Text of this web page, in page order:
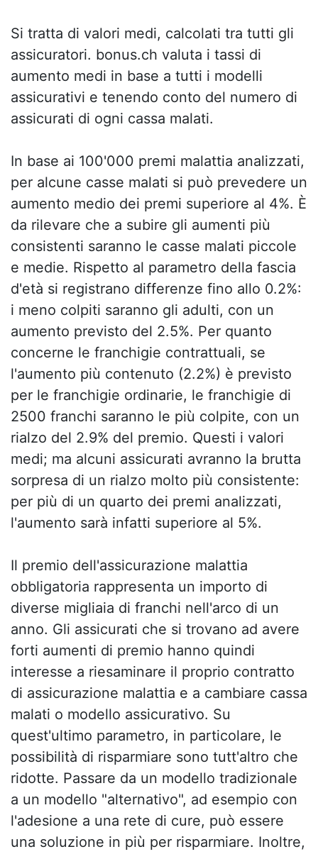
Si tratta di valori medi, calcolati tra tutti gli
assicuratori. bonus.ch valuta i tassi di
aumento medi in base a tutti i modelli
assicurativi e tenendo conto del numero di
assicurati di ogni cassa malati.
In base ai 100'000 premi malattia analizzati,
per alcune casse malati si può prevedere un
aumento medio dei premi superiore al 4%. È
da rilevare che a subire gli aumenti più
consistenti saranno le casse malati piccole
e medie. Rispetto al parametro della fascia
d'età si registrano differenze fino allo 0.2%:
i meno colpiti saranno gli adulti, con un
aumento previsto del 2.5%. Per quanto
concerne le franchigie contrattuali, se
l'aumento più contenuto (2.2%) è previsto
per le franchigie ordinarie, le franchigie di
2500 franchi saranno le più colpite, con un
rialzo del 2.9% del premio. Questi i valori
medi; ma alcuni assicurati avranno la brutta
sorpresa di un rialzo molto più consistente:
per più di un quarto dei premi analizzati,
l'aumento sarà infatti superiore al 5%.
Il premio dell'assicurazione malattia
obbligatoria rappresenta un importo di
diverse migliaia di franchi nell'arco di un
anno. Gli assicurati che si trovano ad avere
forti aumenti di premio hanno quindi
interesse a riesaminare il proprio contratto
di assicurazione malattia e a cambiare cassa
malati o modello assicurativo. Su
quest'ultimo parametro, in particolare, le
possibilità di risparmiare sono tutt'altro che
ridotte. Passare da un modello tradizionale
a un modello "alternativo", ad esempio con
l'adesione a una rete di cure, può essere
una soluzione in più per risparmiare. Inoltre,